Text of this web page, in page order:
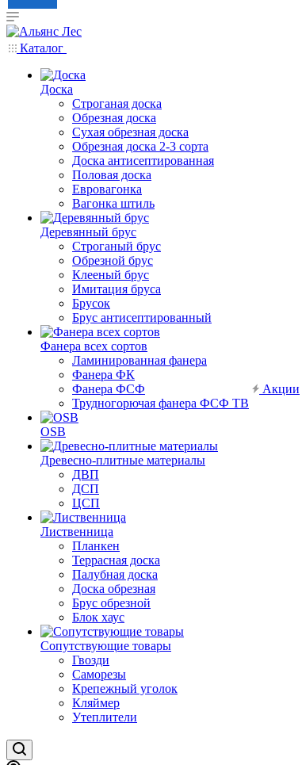
Каталог
Доска
Строганая доска
Обрезная доска
Сухая обрезная доска
Обрезная доска 2-3 сорта
Доска антисептированная
Половая доска
Евровагонка
Вагонка штиль
Деревянный брус
Строганый брус
Обрезной брус
Клееный брус
Имитация бруса
Брусок
Брус антисептированный
Фанера всех сортов
Ламинированная фанера
Фанера ФК
Фанера ФСФ
Трудногорючая фанера ФСФ ТВ
OSB
Древесно-плитные материалы
ДВП
ДСП
ЦСП
Лиственница
Планкен
Террасная доска
Палубная доска
Доска обрезная
Брус обрезной
Блок хаус
Сопутствующие товары
Гвозди
Саморезы
Крепежный уголок
Кляймер
Утеплители
Акции